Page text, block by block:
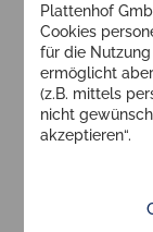
Plattenhof
Cookies
für die
ermöglicht
(z.B. mittels
nicht
akzeptieren“.